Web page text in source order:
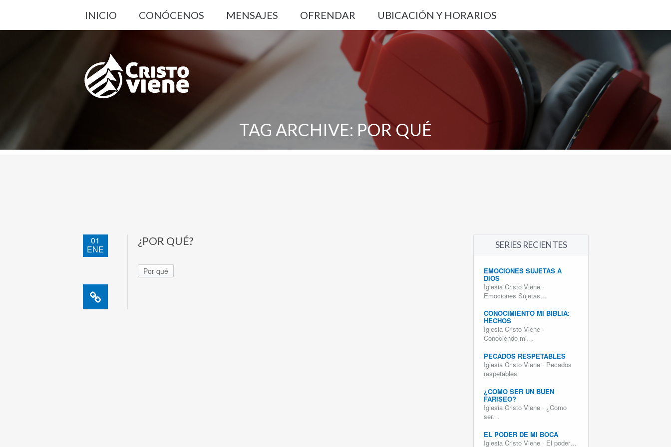
INICIO CONÓCENOS MENSAJES OFRENDAR UBICACIÓN Y HORARIOS
TAG ARCHIVE: POR QUÉ
01
ENE
¿POR QUÉ?
Por qué
SERIES RECIENTES
EMOCIONES SUJETAS A
DIOS
Iglesia Cristo Viene ·
Emociones Sujetas…
CONOCIMIENTO MI BIBLIA:
HECHOS
Iglesia Cristo Viene ·
Conociendo mi…
PECADOS RESPETABLES
Iglesia Cristo Viene · Pecados
respetables
¿COMO SER UN BUEN
FARISEO?
Iglesia Cristo Viene · ¿Como
ser…
EL PODER DE MI BOCA
Iglesia Cristo Viene · El poder…